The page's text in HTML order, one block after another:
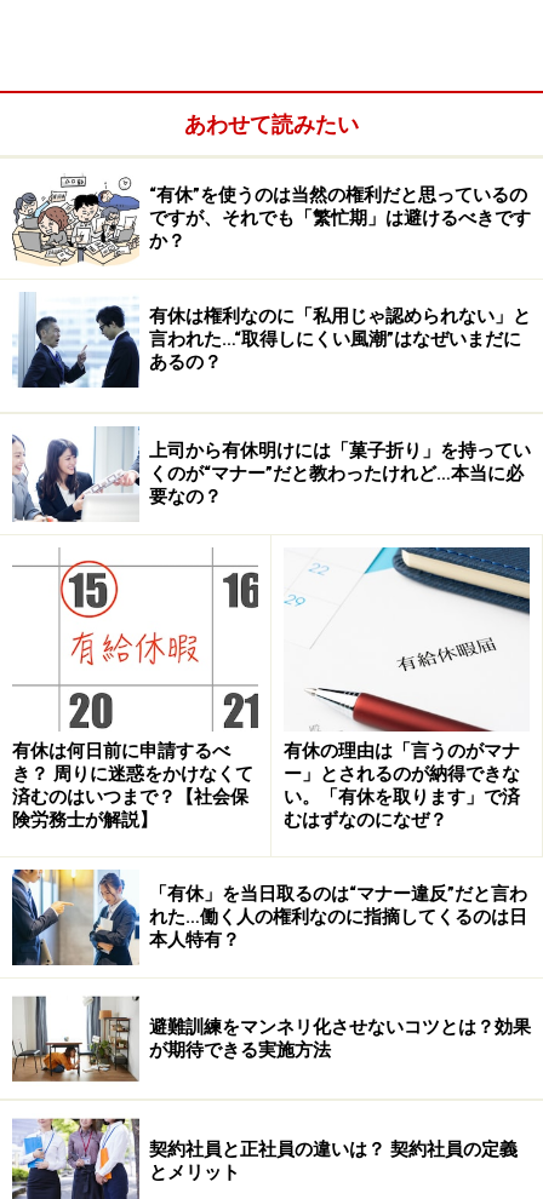
よって、先程の質問の場合は、18～22時までは1時間あ
たり1000円、22～24時までの分は、1時間あたり1000円
×1.25＝1250円で、合計6500円の賃金が支給されている
のが正しいということになります。
深夜労働時間の割増（深夜手当）の他にも、割増賃金に
は、時間外手当・残業手当、休日手当があり、合計3種
類あります。
出典：しっかりマスター労働基準法（東京労働局）
見てみましょう。ポイントは1日8時間を超えたところか
ら割増がつくということ。深緑部分は実働8時間以内の
ため割増がつかない時間外労働です。水色部分は時間外
割増（25％以上）、青色部分は時間外割増（25％以上）
＋深夜割増（25％以上）＝50％以上の割増率となりま
す。
なお深夜に労働しても法定労働時間（8時間）内に収ま
っている場合は、時間外割増はつかず深夜割増25％以上
のみとなりますので注意ください。また
あわせて読みたい
“有休”を使うのは当然の権利だと思っているの
ですが、それでも「繁忙期」は避けるべきです
か？
有休は権利なのに「私用じゃ認められない」と
言われた…“取得しにくい風潮”はなぜいまだに
あるの？
上司から有休明けには「菓子折り」を持ってい
くのが“マナー”だと教わったけれど…本当に必
要なの？
有休は何日前に申請するべ
き？ 周りに迷惑をかけなくて
済むのはいつまで？【社会保
険労務士が解説】
有休の理由は「言うのがマナ
ー」とされるのが納得できな
い。「有休を取ります」で済
むはずなのになぜ？
「有休」を当日取るのは“マナー違反”だと言わ
れた…働く人の権利なのに指摘してくるのは日
本人特有？
避難訓練をマンネリ化させないコツとは？効果
が期待できる実施方法
契約社員と正社員の違いは？ 契約社員の定義
とメリット